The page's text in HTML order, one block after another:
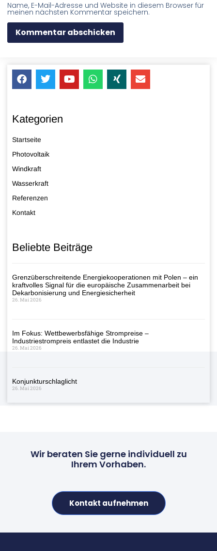
Name, E-Mail-Adresse und Website in diesem Browser für
meinen nächsten Kommentar speichern.
Kategorien
Startseite
Photovoltaik
Windkraft
Wasserkraft
Referenzen
Kontakt
Beliebte Beiträge
Grenzüberschreitende Energiekooperationen mit Polen – ein
kraftvolles Signal für die europäische Zusammenarbeit bei
Dekarbonisierung und Energiesicherheit
26. Mai 2026
Im Fokus: Wettbewerbsfähige Strompreise –
Industriestrompreis entlastet die Industrie
26. Mai 2026
Konjunkturschlaglicht
26. Mai 2026
Wir beraten Sie gerne individuell zu
Ihrem Vorhaben.
Kontakt aufnehmen